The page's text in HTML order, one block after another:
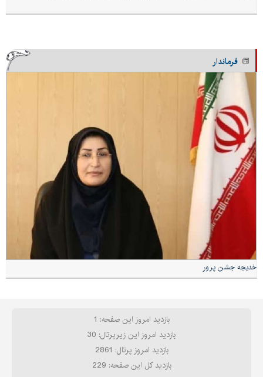
فرماندار
خدیجه جشن پرور
بازدید امروز این صفحه: 1
بازدید امروز این زیرپرتال: 30
بازدید امروز پرتال: 2861
بازدید کل این صفحه: 229